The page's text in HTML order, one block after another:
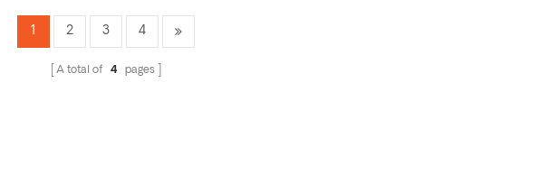
rápido y fácil de instalar. enerack tiene una
opciones a los clientes. personalizados
1 2 3 4
A total of 4 pages